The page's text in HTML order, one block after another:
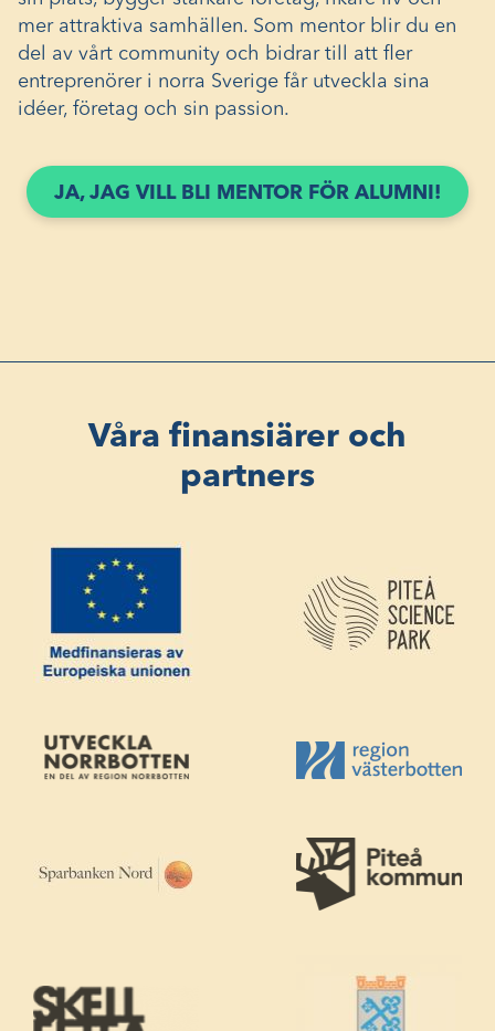
mer attraktiva samhällen. Som mentor blir du en
del av vårt community och bidrar till att fler
entreprenörer i norra Sverige får utveckla sina
idéer, företag och sin passion.
JA, JAG VILL BLI MENTOR FÖR ALUMNI!
Våra finansiärer och
partners